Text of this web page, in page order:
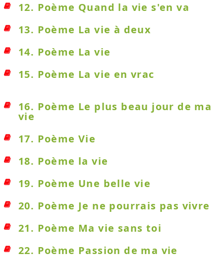
12. Poème Quand la vie s'en va
13. Poème La vie à deux
14. Poème La vie
15. Poème La vie en vrac
16. Poème Le plus beau jour de ma
vie
17. Poème Vie
18. Poème la vie
19. Poème Une belle vie
20. Poème Je ne pourrais pas vivre
21. Poème Ma vie sans toi
22. Poème Passion de ma vie